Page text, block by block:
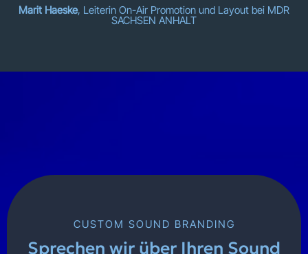
Marit Haeske, Leiterin On-Air Promotion und Layout bei MDR
SACHSEN ANHALT
CUSTOM SOUND BRANDING
Sprechen wir über Ihren Sound